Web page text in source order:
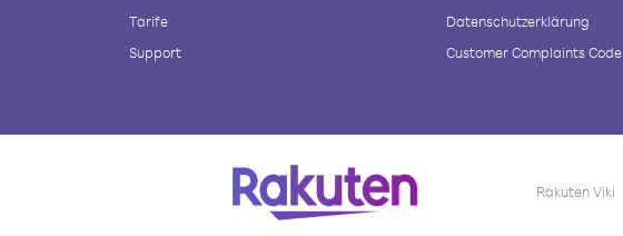
Tarife
Support
Datenschutzerklärung
Customer Complaints Code
Rakuten Viki